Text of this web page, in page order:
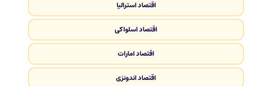
اقتصاد استرالیا
اقتصاد اسلواکی
اقتصاد امارات
اقتصاد اندونزی